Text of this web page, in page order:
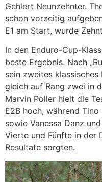
Gehlert Neunzehnter.
schon vorzeitig
E1 am Start, wurde
In den Enduro-Cup-
beste Ergebnis. Nach
sein zweites klassisches
gleich auf Rang zwei in
Marvin Poller hielt die
E2B hoch, während
sowie Vanessa Danz
Vierte und Fünfte in der
Resultate sorgten.